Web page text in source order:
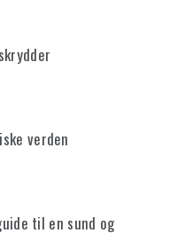
verden
til en sund og